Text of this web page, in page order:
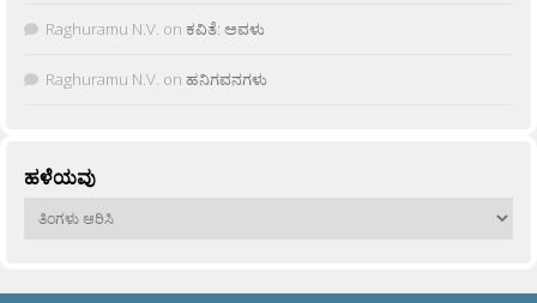
Raghuramu N.V. on ಕವಿತೆ: ಅವಳು
Raghuramu N.V. on ಹನಿಗವನಗಳು
ಹಳೆಯವು
ಹಳೆಯವು